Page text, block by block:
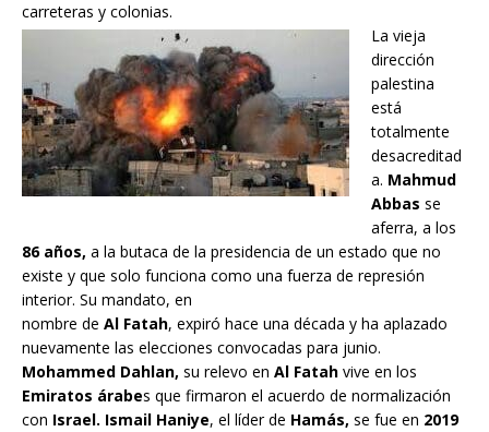
carreteras y colonias.
La vieja
dirección
palestina
está
totalmente
desacreditad
a. Mahmud
Abbas se
aferra, a los
86 años, a la butaca de la presidencia de un estado que no
existe y que solo funciona como una fuerza de represión
interior. Su mandato, en
nombre de Al Fatah, expiró hace una década y ha aplazado
nuevamente las elecciones convocadas para junio.
Mohammed Dahlan, su relevo en Al Fatah vive en los
Emiratos árabes que firmaron el acuerdo de normalización
con Israel. Ismail Haniye, el líder de Hamás, se fue en 2019